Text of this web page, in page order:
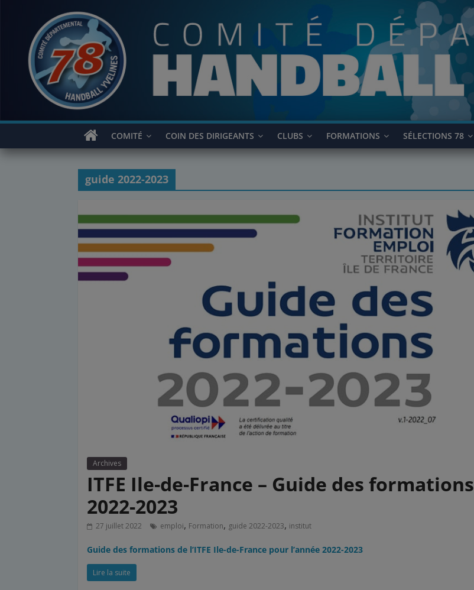
contenu
COMITÉ COIN DES DIRIGEANTS CLUBS FORMATIONS SÉLECTIONS 78
guide 2022-2023
Archives
ITFE Ile-de-France – Guide des formations
2022-2023
27 juillet 2022 emploi, Formation, guide 2022-2023, institut
Guide des formations de l’ITFE Ile-de-France pour l’année 2022-2023
Lire la suite